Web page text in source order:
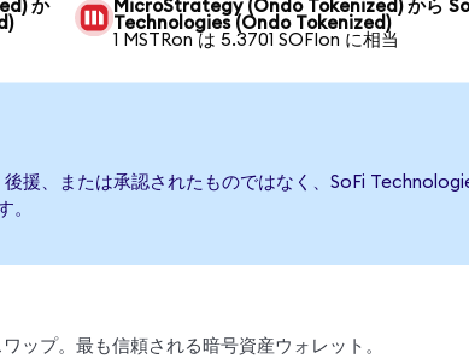
か
MicroStrategy (Ondo Tokenized) から
Technologies (Ondo Tokenized)
1 MSTRon は 5.3701 SOFIon に相当
援、または承認されたものではなく、SoFi
。
ップ。最も信頼される暗号資産ウォレット。